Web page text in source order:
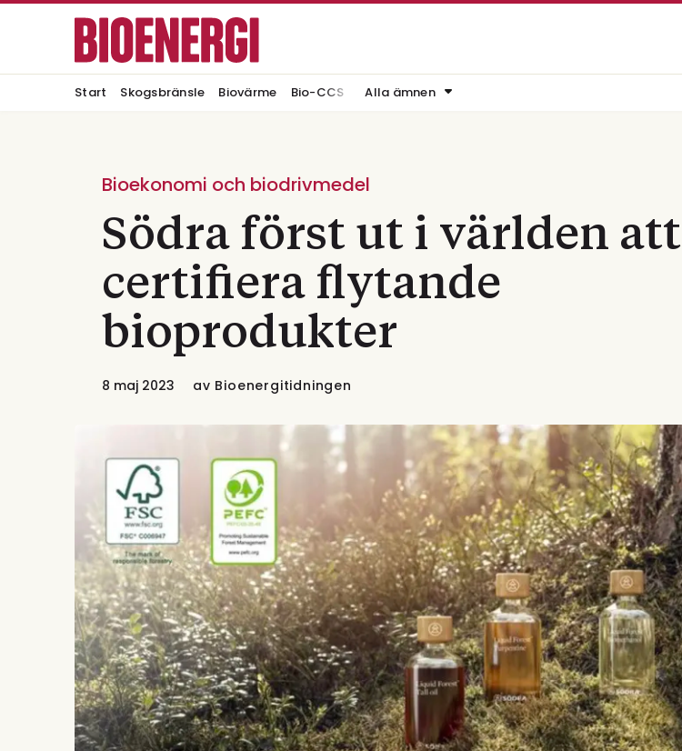
Start Skogsbränsle Biovärme Bio-CCS Alla ämnen
Bioekonomi och biodrivmedel
Södra först ut i världen att
certifiera flytande
bioprodukter
8 maj 2023 av Bioenergitidningen